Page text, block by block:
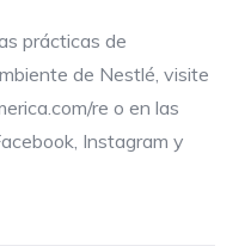
prácticas de
de Nestlé, visite
re o en las
Instagram y